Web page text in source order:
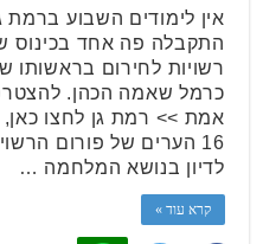
אין לימודים השבוע ברמת
רשויות לחירום בראשותו
כרמל שאמה הכהן.
אמת >> רמת גן לחצו כאן,
16 הערים של פורום
לדיון בנושא המלחמה …
קרא עוד »